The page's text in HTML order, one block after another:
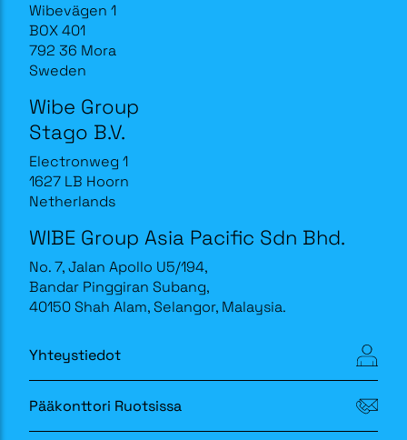
Wibevägen 1
BOX 401
792 36 Mora
Sweden
Wibe Group
Stago B.V.
Electronweg 1
1627 LB Hoorn
Netherlands
WIBE Group Asia Pacific Sdn Bhd.
No. 7, Jalan Apollo U5/194,
Bandar Pinggiran Subang,
40150 Shah Alam, Selangor, Malaysia.
Yhteystiedot
Pääkonttori Ruotsissa